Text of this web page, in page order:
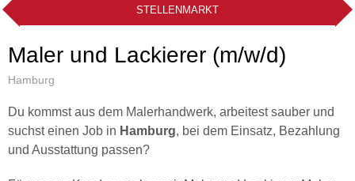
STELLENMARKT
Maler und Lackierer (m/w/d)
Hamburg
Du kommst aus dem Malerhandwerk, arbeitest sauber und
suchst einen Job in Hamburg, bei dem Einsatz, Bezahlung
und Ausstattung passen?